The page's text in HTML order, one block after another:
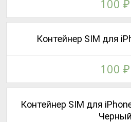
Контейнер SIM для
Черный
Контейнер SIM для
100 ₽
100 ₽